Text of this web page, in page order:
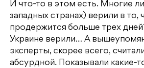
И что-то в этом есть. Многие
западных странах) верили в то,
продержится больше трех
Украине верили… А
эксперты, скорее всего,
абсурдной. Показывали какие-